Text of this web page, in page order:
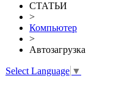
СТАТЬИ
>
Компьютер
>
Автозагрузка
Select Language ▼